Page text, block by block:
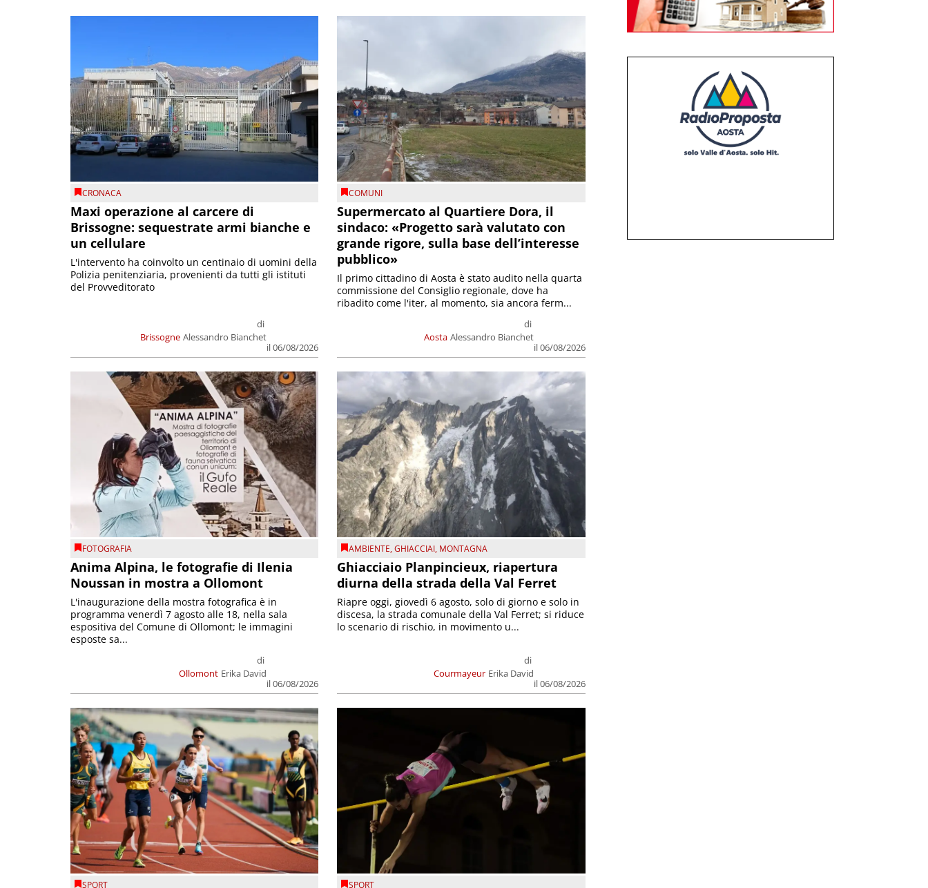
CRONACA
Maxi operazione al carcere di
Brissogne: sequestrate armi bianche e
un cellulare
Brissogne
di
Alessandro Bianchet
il 06/08/2026
L'intervento ha coinvolto un centinaio di uomini della
Polizia penitenziaria, provenienti da tutti gli istituti
del Provveditorato
COMUNI
Supermercato al Quartiere Dora, il
sindaco: «Progetto sarà valutato con
grande rigore, sulla base dell’interesse
pubblico»
Aosta
di
Alessandro Bianchet
il 06/08/2026
Il primo cittadino di Aosta è stato audito nella quarta
commissione del Consiglio regionale, dove ha
ribadito come l'iter, al momento, sia ancora ferm...
FOTOGRAFIA
Anima Alpina, le fotografie di Ilenia
Noussan in mostra a Ollomont
Ollomont
di
Erika David
il 06/08/2026
L'inaugurazione della mostra fotografica è in
programma venerdì 7 agosto alle 18, nella sala
espositiva del Comune di Ollomont; le immagini
esposte sa...
AMBIENTE,GHIACCIAI, MONTAGNA
Ghiacciaio Planpincieux, riapertura
diurna della strada della Val Ferret
Courmayeur
di
Erika David
il 06/08/2026
Riapre oggi, giovedì 6 agosto, solo di giorno e solo in
discesa, la strada comunale della Val Ferret; si riduce
lo scenario di rischio, in movimento u...
SPORT SPORT